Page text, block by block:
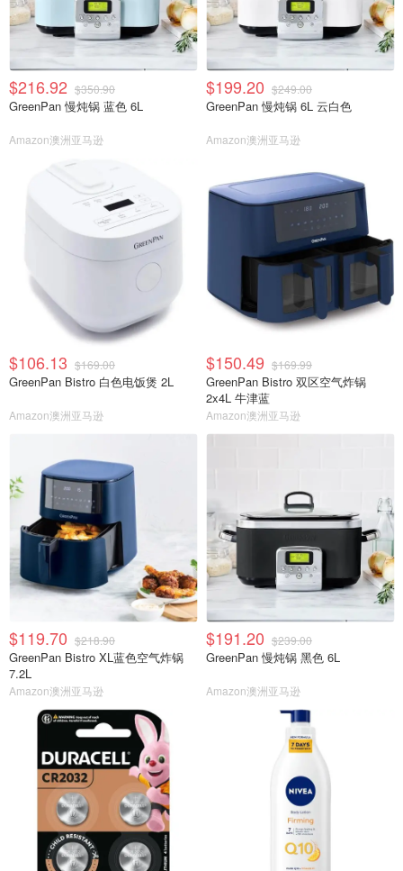
$216.92 $350.90
GreenPan 慢炖锅 蓝色 6L
Amazon澳洲亚马逊
$199.20 $249.00
GreenPan 慢炖锅 6L 云白色
Amazon澳洲亚马逊
$106.13 $169.00
GreenPan Bistro 白色电饭煲 2L
Amazon澳洲亚马逊
$150.49 $169.99
GreenPan Bistro 双区空气炸锅
2x4L 牛津蓝
Amazon澳洲亚马逊
$119.70 $218.90
GreenPan Bistro XL蓝色空气炸锅
7.2L
Amazon澳洲亚马逊
$191.20 $239.00
GreenPan 慢炖锅 黑色 6L
Amazon澳洲亚马逊